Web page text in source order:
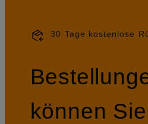
30 Tage kostenlose
können Sie